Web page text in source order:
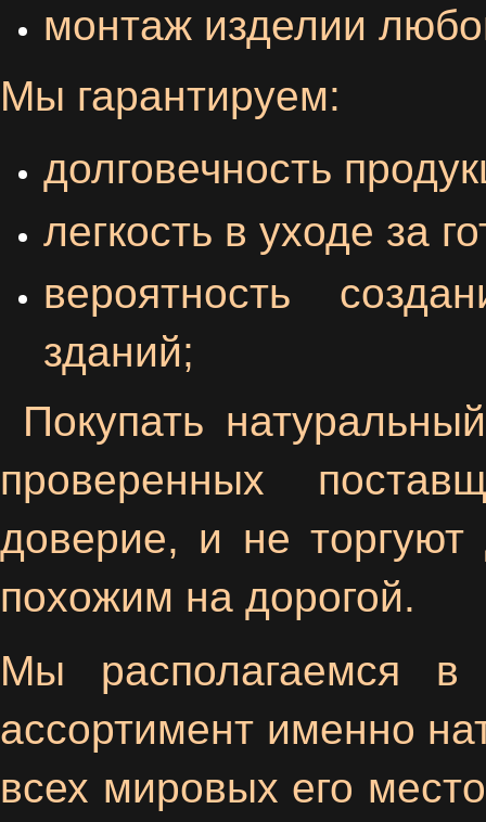
монтаж изделии
Мы гарантируем:
долговечность
легкость в уходе за
вероятность
зданий;
Покупать
проверенных
доверие, и не
похожим на дорогой.
Мы располагаемся в
ассортимент именно
всех мировых его